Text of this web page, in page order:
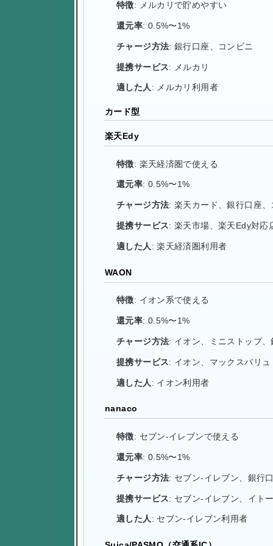
特徴: メルカリで貯めやすい
還元率: 0.5%〜1%
チャージ方法: 銀行口座、コンビニ
提携サービス: メルカリ
適した人: メルカリ利用者
カード型
楽天Edy
特徴: 楽天経済圏で使える
還元率: 0.5%〜1%
チャージ方法: 楽天カード、銀行口座、
提携サービス: 楽天市場、楽天Edy対応
適した人 : 楽天経済圏利用者
WAON
特徴: イオン系で使える
還元率: 0.5%〜1%
チャージ方法: イオン、ミニストップ、
提携サービス: イオン、マックスバリュ
適した人 : イオン利用者
nanaco
特徴: セブン-イレブンで使える
還元率: 0.5%〜1%
チャージ方法: セブン-イレブン、銀行
提携サービス: セブン-イレブン、イト
適した人: セブン-イレブン利用者